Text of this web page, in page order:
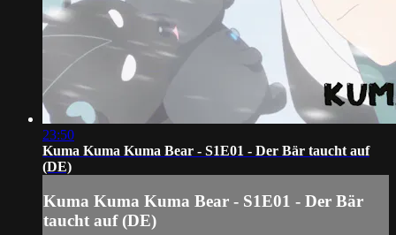
23:50
Kuma Kuma Kuma Bear - S1E01 - Der Bär taucht auf
(DE)
Kuma Kuma Kuma Bear - S1E01 - Der Bär
taucht auf (DE)